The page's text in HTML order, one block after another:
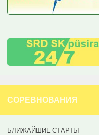
СОРЕВНОВАНИЯ
БЛИЖАЙШИЕ СТАРТЫ